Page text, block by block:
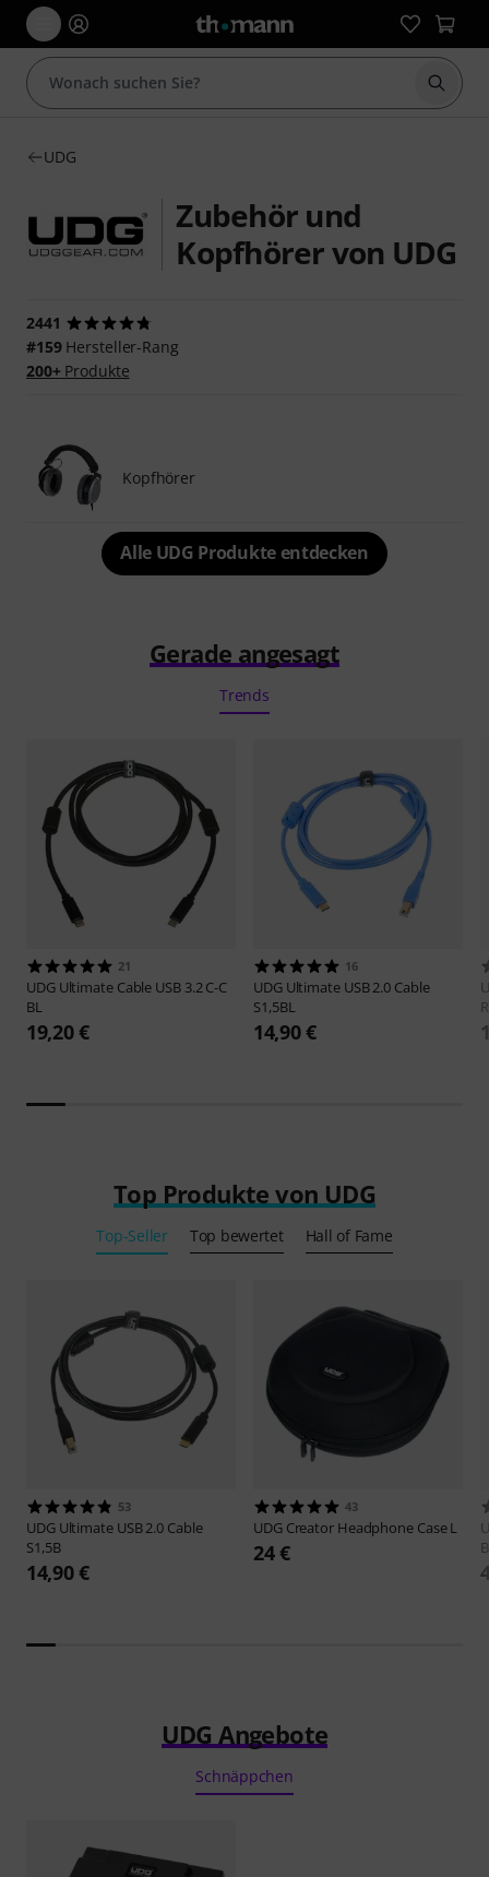
Suche
UDG
Zubehör und
Kopfhörer von UDG
2441
#159Hersteller-Rang
200+Produkte
Kopfhörer
Alle UDG Produkte entdecken
Gerade angesagt
Trends
21
UDG Ultimate Cable USB 3.2 C-C
BL
19,20 €
16
UDG Ultimate USB 2.0 Cable
S1,5BL
14,90 €
Top Produkte von UDG
Top-Seller Top bewertet Hall of Fame
53
UDG Ultimate USB 2.0 Cable
S1,5B
14,90 €
43
UDG Creator Headphone Case L
24 €
UDG Angebote
Schnäppchen